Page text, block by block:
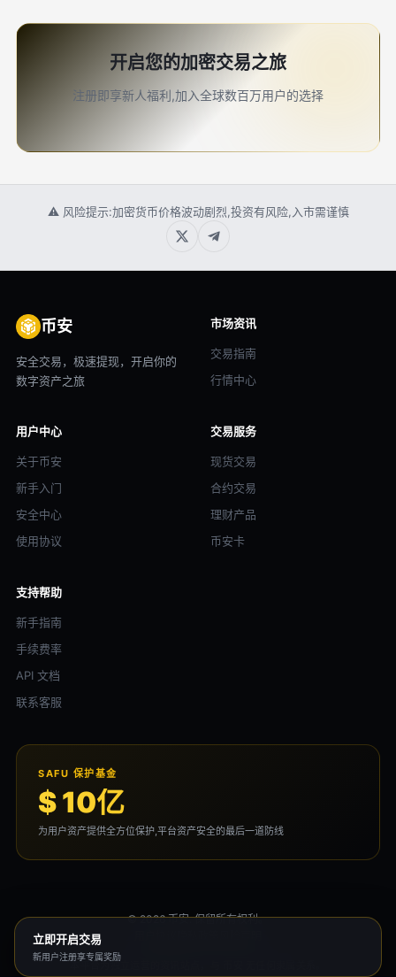
开启您的加密交易之旅
注册即享新人福利,加入全球数百万用户的选择
⚠ 风险提示:加密货币价格波动剧烈,投资有风险,入市需谨慎
币安
安全交易，极速提现，开启你的
数字资产之旅
市场资讯
交易指南
行情中心
用户中心
关于币安
新手入门
安全中心
使用协议
交易服务
现货交易
合约交易
理财产品
币安卡
支持帮助
新手指南
手续费率
API 文档
联系客服
SAFU 保护基金
$ 10亿
为用户资产提供全方位保护,平台资产安全的最后一道防线
© 2026 币安. 保留所有权利。
立即开启交易
新用户注册享专属奖励